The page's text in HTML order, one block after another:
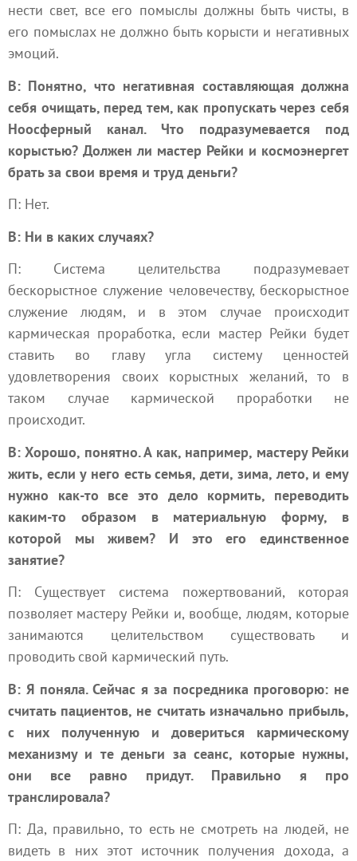
нести свет, все его помыслы должны быть чисты, в
его помыслах не должно быть корысти и негативных
эмоций.
В: Понятно, что негативная составляющая должна
себя очищать, перед тем, как пропускать через себя
Ноосферный канал. Что подразумевается под
корыстью? Должен ли мастер Рейки и космоэнергет
брать за свои время и труд деньги?
П: Нет.
В: Ни в каких случаях?
П: Система целительства подразумевает
бескорыстное служение человечеству, бескорыстное
служение людям, и в этом случае происходит
кармическая проработка, если мастер Рейки будет
ставить во главу угла систему ценностей
удовлетворения своих корыстных желаний, то в
таком случае кармической проработки не
происходит.
В: Хорошо, понятно. А как, например, мастеру Рейки
жить, если у него есть семья, дети, зима, лето, и ему
нужно как-то все это дело кормить, переводить
каким-то образом в материальную форму, в
которой мы живем? И это его единственное
занятие?
П: Существует система пожертвований, которая
позволяет мастеру Рейки и, вообще, людям, которые
занимаются целительством существовать и
проводить свой кармический путь.
В: Я поняла. Сейчас я за посредника проговорю: не
считать пациентов, не считать изначально прибыль,
с них полученную и довериться кармическому
механизму и те деньги за сеанс, которые нужны,
они все равно придут. Правильно я про
транслировала?
П: Да, правильно, то есть не смотреть на людей, не
видеть в них этот источник получения дохода, а